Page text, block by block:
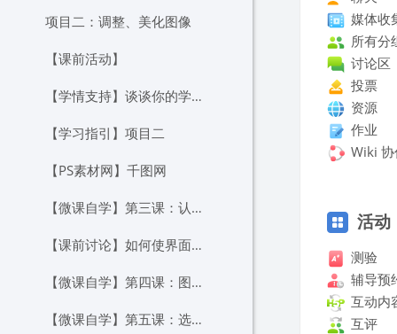
项目二：调整、美化图像
【课前活动】
【学情支持】谈谈你的学习心得吧~
【学习指引】项目二
【PS素材网】千图网
【微课自学】第三课：认识图层
【课前讨论】如何使界面里没有出现的“图层”选项卡显示出来？
【微课自学】第四课：图像调整操作
【微课自学】第五课：选取工具
媒体收
所有分
讨论区
投票
资源
作业
Wiki
活动
测验
辅导预
互动内
互评